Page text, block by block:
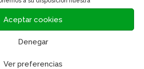
Aceptar cookies
Denegar
Ver preferencias